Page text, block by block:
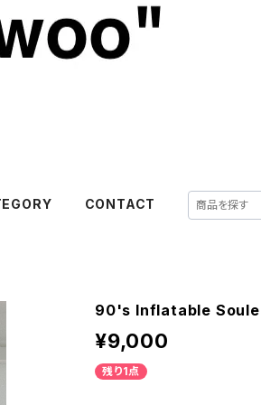
CONTACT
90's Inflatable
¥9,000
残り1点